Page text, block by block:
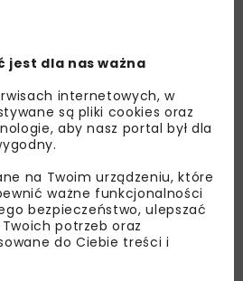
obrabia i usuwa odpady inne
rok zwiększyła długi z ponad
płatników, prawie 15 proc.,
zajmujące się
wód gruntowych i
nie płaciły
i unieszkodliwiające
Odsetek niesolidnych płatników
spadł do 12,2 proc.
jest dla nas ważna
internetowych, w
są pliki cookies oraz
aby nasz portal był dla
na Twoim urządzeniu, które
ważne funkcjonalności
bezpieczeństwo, ulepszać
potrzeb oraz
do Ciebie treści i